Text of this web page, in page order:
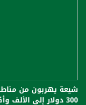
شيعة يهربون من
300 دولار إلى الألف وأكثر